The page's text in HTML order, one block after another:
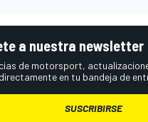
a nuestra newsletter
de motorsport,
en tu bandeja de
SUSCRIBIRSE